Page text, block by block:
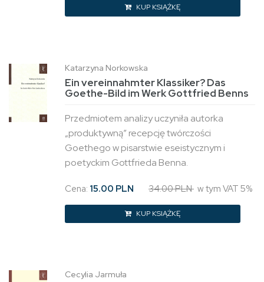
KUP KSIĄŻKĘ
Katarzyna Norkowska
Ein vereinnahmter Klassiker? Das
Goethe-Bild im Werk Gottfried Benns
Przedmiotem analizy uczyniła autorka
„produktywną” recepcję twórczości
Goethego w pisarstwie eseistycznym i
poetyckim Gottfrieda Benna.
Cena: 15.00 PLN 34.00 PLN w tym VAT 5%
KUP KSIĄŻKĘ
Cecylia Jarmuła